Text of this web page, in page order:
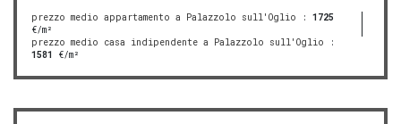
prezzo medio appartamento a Palazzolo sull'Oglio : 1725
€/m²
prezzo medio casa indipendente a Palazzolo sull'Oglio :
1581
€/m²